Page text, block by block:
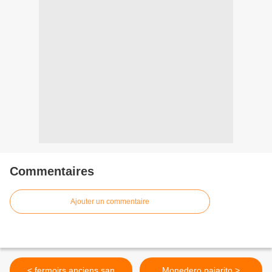
Commentaires
Ajouter un commentaire